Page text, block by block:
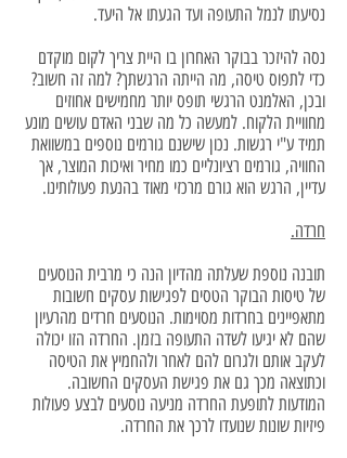
נסיעתו לנמל התעופה ועד הגעתו אל היעד.
נסה להיזכר בבוקר האחרון בו היית צריך לקום מוקדם
כדי לתפוס טיסה, מה הייתה הרגשתך? למה זה חשוב?
ובכן, האלמנט הרגשי תופס יותר מחמישים אחוזים
מחוויית הלקוח. למעשה כל מה שבני האדם עושים מונע
תמיד ע"י רגשות. נכון שישנם גורמים נוספים במשוואת
החוויה, גורמים רציונליים כמו מחיר ואיכות המוצר, אך
עדיין, הרגש הוא גורם מרכזי מאוד בהנעת פעולותינו.
חרדה.
תובנה נוספת שעלתה מהדיון הנה כי מרבית הנוסעים
של טיסות הבוקר הטסים לפגישות עסקים חשובות
מתאפיינים בחרדות מסוימות. הנוסעים חרדים מהרעיון
שהם לא יגיעו לשדה התעופה בזמן. החרדה הזו יכולה
לעקב אותם ולגרום להם לאחר ולהחמיץ את הטיסה
וכתוצאה מכך גם את פגישת העסקים החשובה.
המודעות לתופעת החרדה מניעה נוסעים לבצע פעולות
פיזיות שונות שנועדו לרכך את החרדה.